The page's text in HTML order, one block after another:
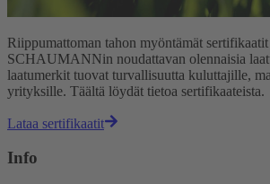
Riippumattoman tahon myöntämät
SCHAUMANNin noudattavan olennaisia
laatumerkit tuovat turvallisuutta kuluttajille,
yrityksille. Täältä löydät tietoa sertifikaateista.
Lataa sertifikaatit
Info